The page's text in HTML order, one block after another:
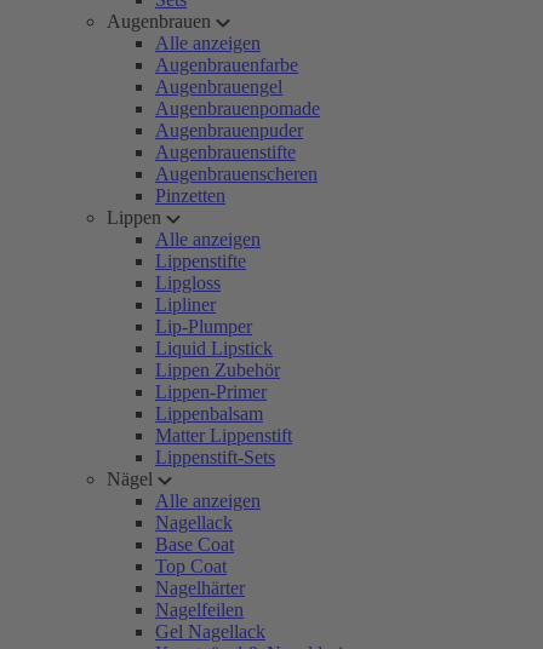
Augenbrauen
Alle anzeigen
Augenbrauenfarbe
Augenbrauengel
Augenbrauenpomade
Augenbrauenpuder
Augenbrauenstifte
Augenbrauenscheren
Pinzetten
Lippen
Alle anzeigen
Lippenstifte
Lipgloss
Lipliner
Lip-Plumper
Liquid Lipstick
Lippen Zubehör
Lippen-Primer
Lippenbalsam
Matter Lippenstift
Lippenstift-Sets
Nägel
Alle anzeigen
Nagellack
Base Coat
Top Coat
Nagelhärter
Nagelfeilen
Gel Nagellack